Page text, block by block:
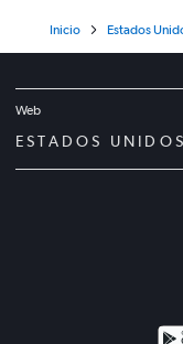
Inicio Estados
Web
ESTADOS UNIDOS